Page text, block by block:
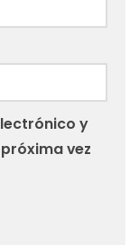
y
vez